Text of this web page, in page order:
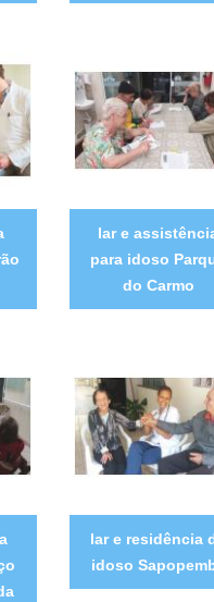
lar e
para idoso
do Carmo
lar e residência
idoso